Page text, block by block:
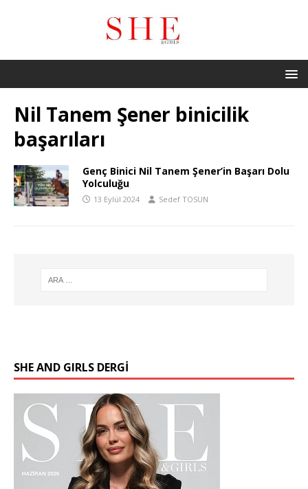
Nil Tanem Şener binicilik
başarıları
Genç Binici Nil Tanem Şener’in Başarı Dolu
Yolculuğu
13 Eylül 2024 Sedef TOSUN
SHE AND GIRLS DERGİ